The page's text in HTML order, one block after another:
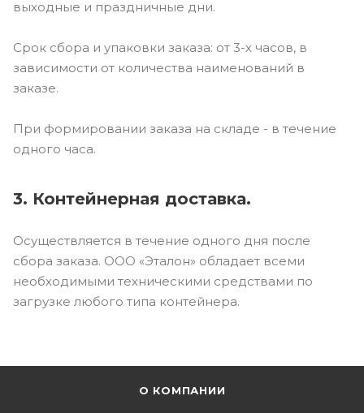
выходные и праздничные дни.
Срок сбора и упаковки заказа: от 3-х часов, в
зависимости от количества наименований в
заказе.
При формировании заказа на складе - в течение
одного часа.
3. Контейнерная доставка.
Осуществляется в течение одного дня после
сбора заказа. ООО «Эталон» обладает всеми
необходимыми техническими средствами по
загрузке любого типа контейнера.
О КОМПАНИИ